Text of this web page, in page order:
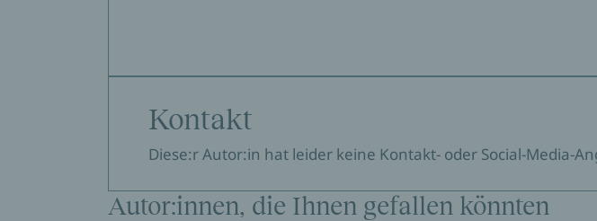
Kontakt
Diese:r Autor:in hat leider keine Kontakt- oder Social-Media-
Autor:innen, die Ihnen gefallen könnten